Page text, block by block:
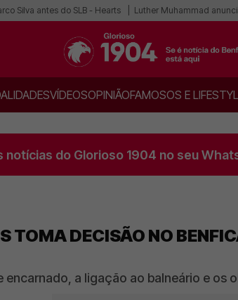
Silva antes do SLB - Hearts Luther Muhammad
VÍDEOSOPINIÃOFAMOSOS E
notícias do Glorioso 1904 no seu
TOMA DECISÃO NO
a ligação ao balneário e os